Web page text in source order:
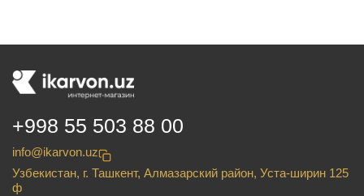
+998 55 503 88 00
info@ikarvon.uz
Узбекистан, г. Ташкент, Алмазарский район, Уста-ширин 125
ф